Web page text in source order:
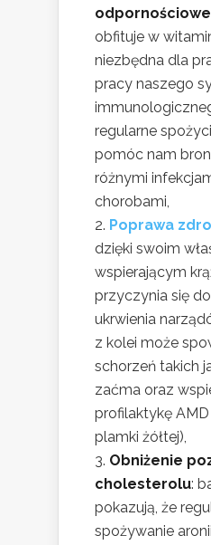
obfituje w
niezbędna dla
pracy naszego
regularne
pomóc nam
różnymi
chorobami,
Poprawa
dzięki swoim
wspierającym
przyczynia się
ukrwienia
z kolei może
schorzeń takich
zaćma oraz
profilaktykę
plamki żółtej),
Obniżenie
cholesterolu:
pokazują, że
spożywanie